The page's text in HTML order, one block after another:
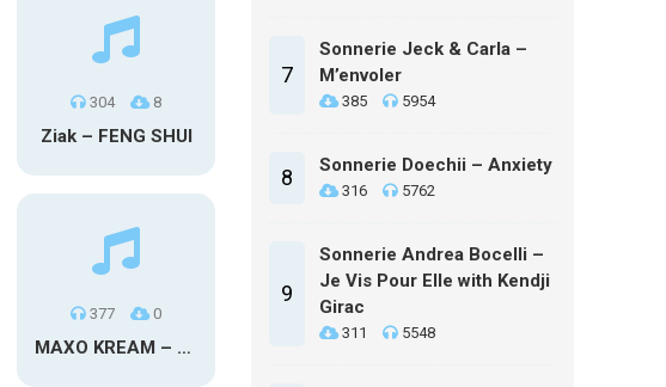
304 8
Ziak – FENG SHUI
377 0
MAXO KREAM – 6 MONTHS CLEAN
7
Sonnerie Jeck & Carla –
M’envoler
385 5954
8 Sonnerie Doechii – Anxiety
316 5762
9
Sonnerie Andrea Bocelli –
Je Vis Pour Elle with Kendji
Girac
311 5548